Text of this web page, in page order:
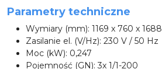
Parametry techniczne
Wymiary (mm): 1169 x 760 x 1688
Zasilanie el. (V/Hz): 230 V / 50 Hz
Moc (kW): 0,247
Pojemność (GN): 3x 1/1-200